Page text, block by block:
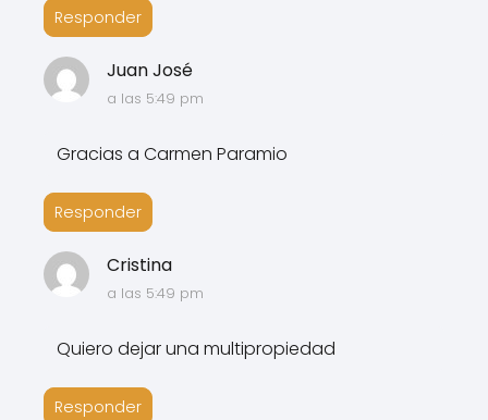
Responder
Juan José
a las 5:49 pm
Gracias a Carmen Paramio
Responder
Cristina
a las 5:49 pm
Quiero dejar una multipropiedad
Responder